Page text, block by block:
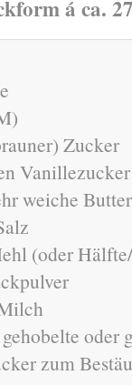
á ca.
Zucker
Vanillezucker
weiche Butter
(oder
oder
zum